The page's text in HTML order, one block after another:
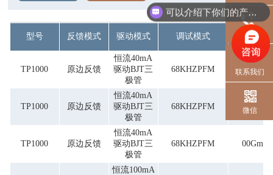
型号 反馈模式 驱动模式 调试模式 芯片印字
TP1000 原边反馈
恒流40mA
驱动BJT三
极管
68KHZPFM 00Am
TP1000 原边反馈
恒流40mA
驱动BJT三
极管
68KHZPFM 00Dm
TP1000 原边反馈
恒流40mA
驱动BJT三
极管
68KHZPFM 00Gm
恒流100mA
电话
联系我们
微信
可以介绍下你们的产品么？